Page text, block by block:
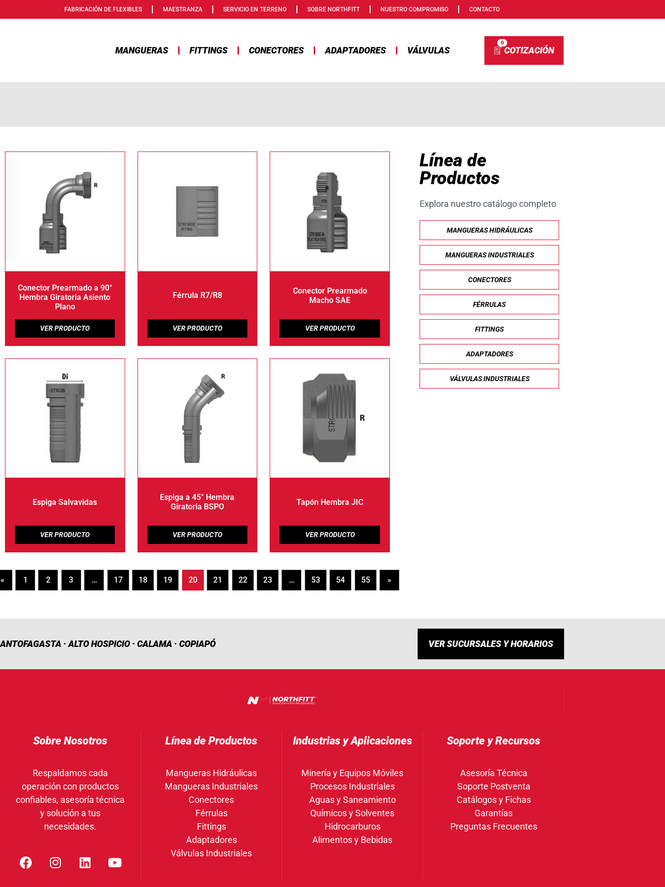
FABRICACIÓN DE FLEXIBLES MAESTRANZA SERVICIO EN TERRENO SOBRE NORTHFITT NUESTRO COMPROMISO CONTACTO
MANGUERAS FITTINGS CONECTORES ADAPTADORES VÁLVULAS
0
Conector Prearmado a 90°
Hembra Giratoria Asiento
Plano
Férrula R7/R8
Conector Prearmado
Macho SAE
Espiga Salvavidas
Espiga a 45° Hembra
Giratoria BSPO
Tapón Hembra JIC
« 1 2 3 … 17 18 19 20 21 22 23 … 53 54 55 »
Línea de
Productos
Explora nuestro catálogo completo
MANGUERAS HIDRÁULICAS
MANGUERAS INDUSTRIALES
CONECTORES
FÉRRULAS
FITTINGS
ADAPTADORES
VÁLVULAS INDUSTRIALES
ANTOFAGASTA · ALTO HOSPICIO · CALAMA · COPIAPÓ VER SUCURSALES Y HORARIOS
Sobre Nosotros
Respaldamos cada
operación con productos
confiables, asesoría técnica
y solución a tus
necesidades.
Línea de Productos
Mangueras Hidráulicas
Mangueras Industriales
Conectores
Férrulas
Fittings
Adaptadores
Válvulas Industriales
Industrias y Aplicaciones
Minería y Equipos Móviles
Procesos Industriales
Aguas y Saneamiento
Químicos y Solventes
Hidrocarburos
Alimentos y Bebidas
Soporte y Recursos
Asesoría Técnica
Soporte Postventa
Catálogos y Fichas
Garantías
Preguntas Frecuentes